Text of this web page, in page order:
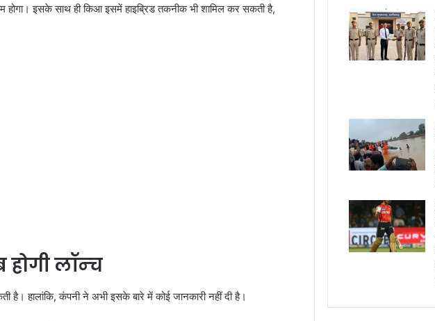
होगा। इसके साथ ही किआ इसमें हाइब्रिड तकनीक भी शामिल कर सकती है,
लॉन्‍च
हालांकि, कंपनी ने अभी इसके बारे में कोई जानकारी नहीं दी है।